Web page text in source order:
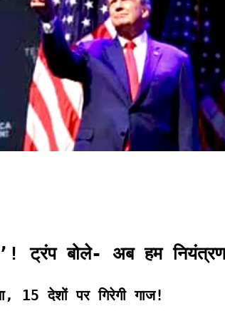
ट्रंप बोले- अब हम
15 देशों पर गिरेगी गाज!